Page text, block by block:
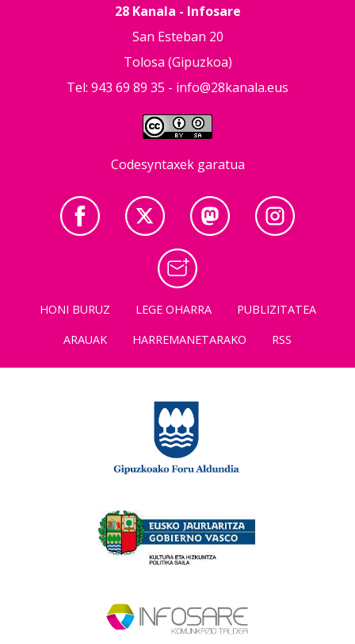
28 Kanala - Infosare
San Esteban 20
Tolosa (Gipuzkoa)
Tel: 943 69 89 35 - info@28kanala.eus
Codesyntaxek garatua
HONI BURUZ LEGE OHARRA
PUBLIZITATEA
ARAUAK
HARREMANETARAKO RSS